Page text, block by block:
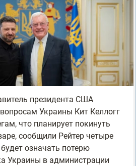
президента США
Украины Кит Келлогг
что планирует покинуть
сообщили Рейтер четыре
означать потерю
Украины в администрации